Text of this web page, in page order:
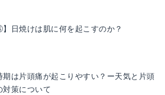
】日焼けは肌に何を起こすのか？
期は片頭痛が起こりやすい？ー天気と片頭
対策について